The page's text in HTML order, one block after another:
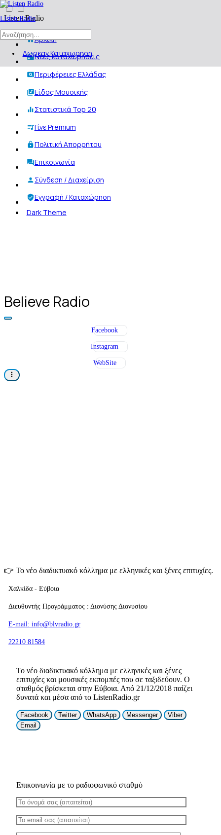
Listen Radio
Δωρεαν Καταχωρηση
Listen Radio
Αρχική
Νέες Καταχωρήσεις
Περιφέρειες Ελλάδας
Είδος Μουσικής
Στατιστικά Top 20
Γίνε Premium
Πολιτική Απορρήτου
Επικοινωνία
Σύνδεση / Διαχείριση
Εγγραφή / Καταχώρηση
Dark Theme
Believe Radio
Facebook
Instagram
WebSite
👉 Το νέο διαδικτυακό κόλλημα με ελληνικές και ξένες επιτυχίες.
Χαλκίδα - Εύβοια
Διευθυντής Προγράμματος : Διονύσης Διονυσίου
E-mail: info@blvradio.gr
22210 81584
Το νέο διαδικτυακό κόλλημα με ελληνικές και ξένες
επιτυχίες και μουσικές εκπομπές που σε ταξιδεύουν. Ο
σταθμός βρίσκεται στην Εύβοια. Από 21/12/2018 παίζει
δυνατά και μέσα από το ListenRadio.gr
Facebook Twitter WhatsApp Messenger
Viber
Email
Επικοινωνία με το ραδιοφωνικό σταθμό